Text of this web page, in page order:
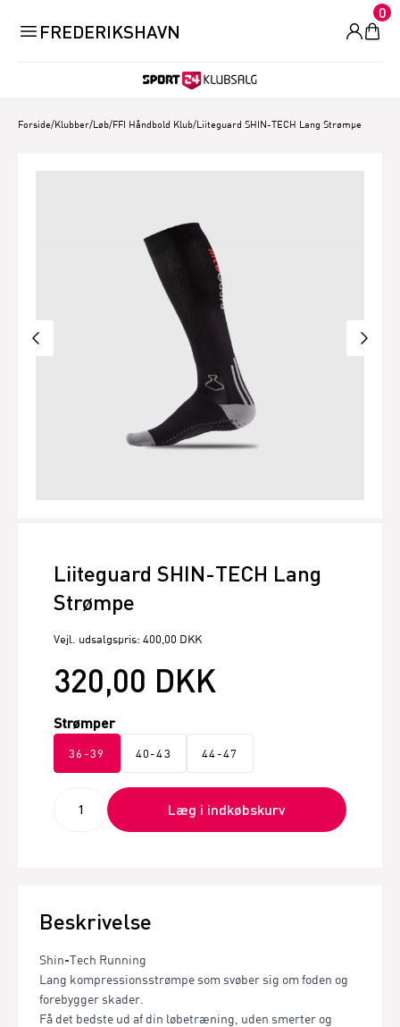
FREDERIKSHAVN
0
Forside/Klubber/Løb/FFI Håndbold Klub/Liiteguard SHIN-TECH Lang Strømpe
Liiteguard SHIN-TECH Lang
Strømpe
Vejl. udsalgspris: 400,00 DKK
320,00 DKK
Strømper
36-39 40-43 44-47
Læg i indkøbskurv
Beskrivelse
Shin-Tech Running
Lang kompressionsstrømpe som svøber sig om foden og
forebygger skader.
Få det bedste ud af din løbetræning, uden smerter og